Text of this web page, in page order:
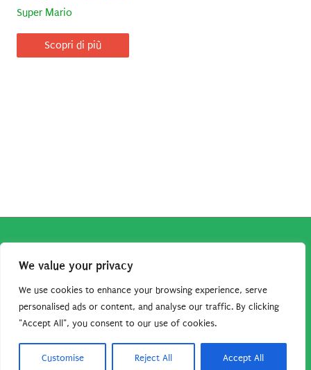
We value your privacy
We use cookies to enhance your browsing experience, serve
personalised ads or content, and analyse our traffic. By clicking
"Accept All", you consent to our use of cookies.
Customise Reject All Accept All
Super Mario
Scopri di più
associato Amazon percepisce dei ricavi da acquisti idonei.
Tutti i guadagni sono direttamente reinvestiti in questo sito
per continuare a condividere tutorial e risorse per gli amanti
dei cartoon. Grazie per il vostro sostegno!
Barbara Basso - P. Iva 09792641004